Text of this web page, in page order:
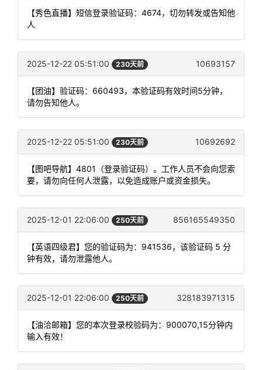
【秀色直播】短信登录验证码：4674，切勿转发或告知他
人
2025-12-22 05:51:00 230天前 10693157
【团油】验证码：660493，本验证码有效时间5分钟，
请勿告知他人。
2025-12-22 05:51:00 230天前 10692692
【图吧导航】4801（登录验证码）。工作人员不会向您索
要，请勿向任何人泄露，以免造成账户或资金损失。
2025-12-01 22:06:00 250天前 856165549350
【英语四级君】您的验证码为：941536，该验证码 5 分
钟有效，请勿泄露他人。
2025-12-01 22:06:00 250天前 328183971315
【油洽邮箱】您的本次登录校验码为：900070,15分钟内
输入有效！